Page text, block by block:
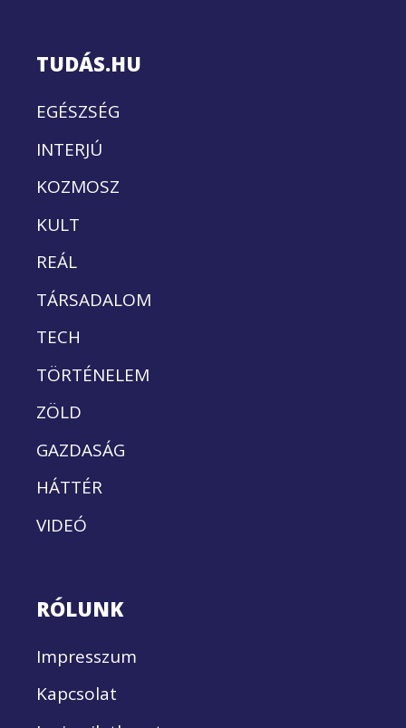
TUDÁS.HU
EGÉSZSÉG
INTERJÚ
KOZMOSZ
KULT
REÁL
TÁRSADALOM
TECH
TÖRTÉNELEM
ZÖLD
GAZDASÁG
HÁTTÉR
VIDEÓ
RÓLUNK
Impresszum
Kapcsolat